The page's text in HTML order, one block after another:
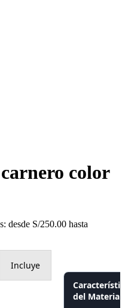
color
desde S/250.00 hasta
Incluye
del Material